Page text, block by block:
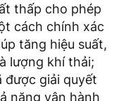
thấp cho phép
cách chính xác
tăng hiệu suất,
lượng khí thải;
được giải quyết
năng vận hành